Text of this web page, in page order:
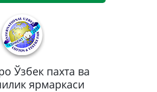
Ўзбек пахта ва
ярмаркаси